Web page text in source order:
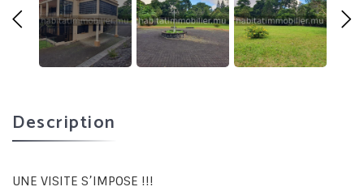
Description
UNE VISITE S’IMPOSE !!!